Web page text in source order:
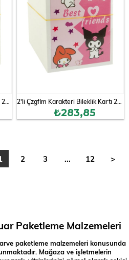
₺283,85
2 3 ... 12 >
Paketleme Malzemeleri
paketleme malzemeleri konusunda
Mağaza ve işletmelerin